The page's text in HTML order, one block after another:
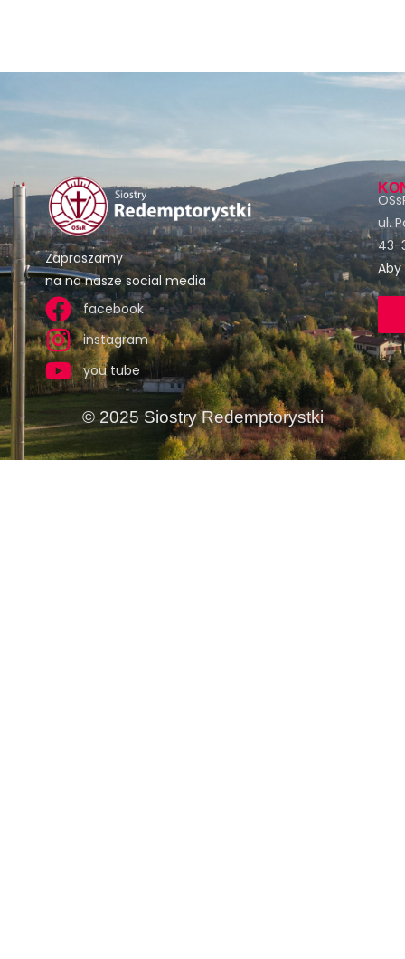
Zapraszamy
na na nasze social media
facebook
instagram
you tube
ul.
43-
© 2025 Siostry Redemptorystki